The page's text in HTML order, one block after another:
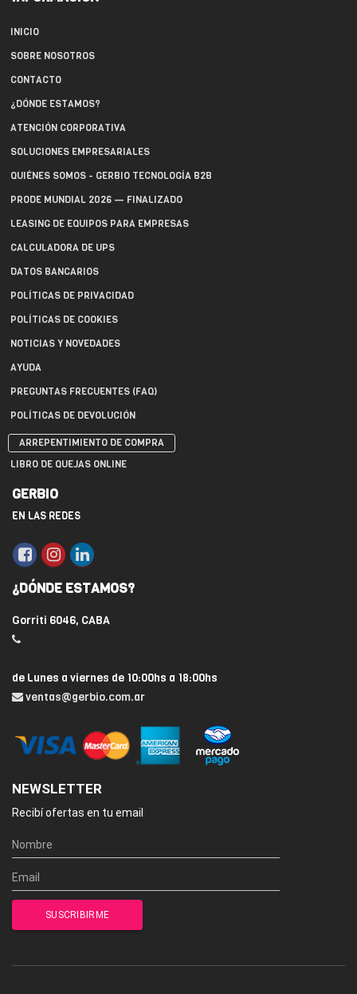
INICIO
SOBRE NOSOTROS
CONTACTO
¿DÓNDE ESTAMOS?
ATENCIÓN CORPORATIVA
SOLUCIONES EMPRESARIALES
QUIÉNES SOMOS - GERBIO TECNOLOGÍA B2B
PRODE MUNDIAL 2026 — FINALIZADO
LEASING DE EQUIPOS PARA EMPRESAS
CALCULADORA DE UPS
DATOS BANCARIOS
POLÍTICAS DE PRIVACIDAD
POLÍTICAS DE COOKIES
NOTICIAS Y NOVEDADES
AYUDA
PREGUNTAS FRECUENTES (FAQ)
POLÍTICAS DE DEVOLUCIÓN
ARREPENTIMIENTO DE COMPRA
LIBRO DE QUEJAS ONLINE
GERBIO
EN LAS REDES
¿DÓNDE ESTAMOS?
Gorriti 6046, CABA
de Lunes a viernes de 10:00hs a 18:00hs
ventas@gerbio.com.ar
NEWSLETTER
Recibí ofertas en tu email